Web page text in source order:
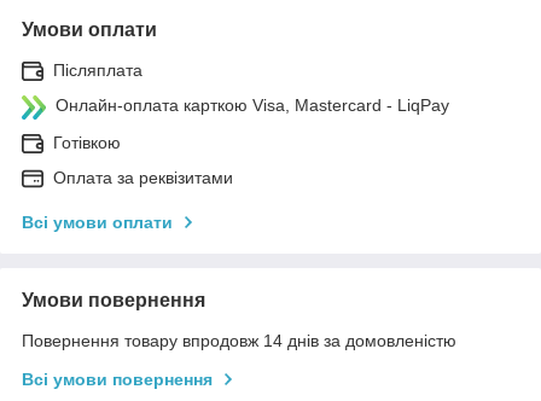
Умови оплати
Післяплата
Онлайн-оплата карткою Visa, Mastercard - LiqPay
Готівкою
Оплата за реквізитами
Всі умови оплати
Умови повернення
Повернення товару впродовж 14 днів за домовленістю
Всі умови повернення